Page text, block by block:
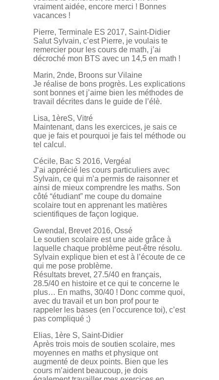
vraiment aidée, encore merci ! Bonnes
vacances !
Pierre, Terminale ES 2017, Saint-Didier
Salut Sylvain, c’est Pierre, je voulais te
remercier pour les cours de math, j’ai
décroché mon BTS avec un 14,5 en math !
Marin, 2nde, Broons sur Vilaine
Je réalise de bons progrès. Les explications
sont bonnes et j’aime bien les méthodes de
travail décrites dans le guide de l’élè.
Lisa, 1èreS, Vitré
Maintenant, dans les exercices, je sais ce
que je fais et pourquoi je fais tel méthode ou
tel calcul.
Cécile, Bac S 2016, Vergéal
J’ai apprécié les cours particuliers avec
Sylvain, ce qui m’a permis de raisonner et
ainsi de mieux comprendre les maths. Son
côté “étudiant” me coupe du domaine
scolaire tout en apprenant les matières
scientifiques de façon logique.
Gwendal, Brevet 2016, Ossé
Le soutien scolaire est une aide grâce à
laquelle chaque problème peut-être résolu.
Sylvain explique bien et est à l’écoute de ce
qui me pose problème.
Résultats brevet, 27.5/40 en français,
28.5/40 en histoire et ce qui te concerne le
plus… En maths, 30/40 ! Donc comme quoi,
avec du travail et un bon prof pour te
rappeler les bases (en l’occurence toi), c’est
pas compliqué ;)
Elias, 1ère S, Saint-Didier
Après trois mois de soutien scolaire, mes
moyennes en maths et physique ont
augmenté de deux points. Bien que les
cours m’aident beaucoup, je dois